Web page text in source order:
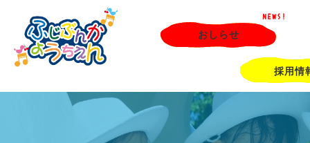
おしらせ
NEWS!
採用情